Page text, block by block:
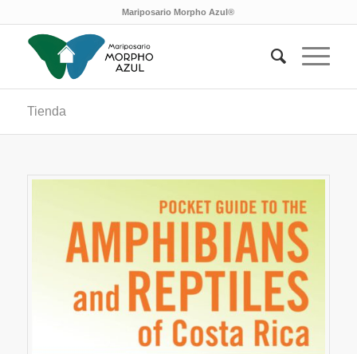
Mariposario Morpho Azul®
Tienda